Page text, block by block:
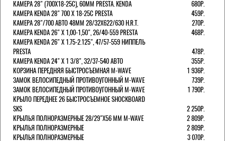
КАМЕРА 28" (700Х18-25С), 60ММ PRESTA. KENDA
680Р.
КАМЕРА KENDA 28" 700 Х 18-25С PRESTA
459Р.
КАМЕРА 28"/700 АВТО 48ММ 28/32Х622/630 H.R.T.
270Р.
КАМЕРА KENDA 26" Х 1,00-1,50", 26/40-559 PRESTA
468Р.
КАМЕРА KENDA 26" Х 1.75-2.125", 47/57-559 НИППЕЛЬ
PRESTA
478Р.
КАМЕРА KENDA 24" Х 1 3/8", 32/37-540 АВТО
355Р.
КОРЗИНА ПЕРЕДНЯЯ БЫСТРОСЪЕМНАЯ M-WAVE
1 936Р.
ЗАМОК ВЕЛОСИПЕДНЫЙ ПРОТИВОУГОННЫЙ M-WAVE
739Р.
ЗАМОК ВЕЛОСИПЕДНЫЙ ПРОТИВОУГОННЫЙ M-WAVE
1 790Р.
КРЫЛО ПЕРЕДНЕЕ 26 БЫСТРОСЪЕМНОЕ SHOCKBOARD
SKS
2 250Р.
КРЫЛЬЯ ПОЛНОРАЗМЕРНЫЕ 28/29"Х56 ММ M-WAVE
2 809Р.
КРЫЛЬЯ ПОЛНОРАЗМЕРНЫЕ
2 809Р.
КРЫЛЬЯ ПОЛНОРАЗМЕРНЫЕ
3 070Р.